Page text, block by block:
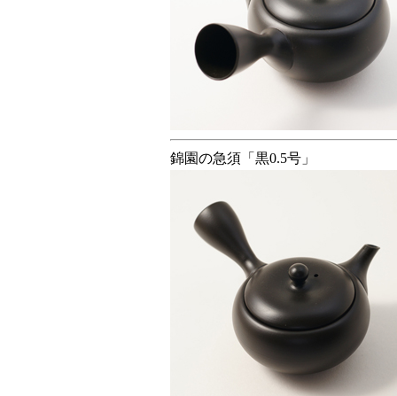
錦園の急須「黒0.5号」